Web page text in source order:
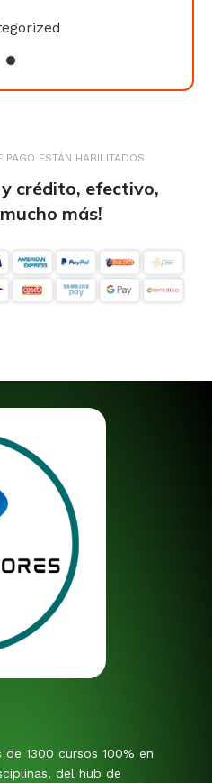
ESTÁN HABILITADOS
crédito, efectivo,
más!
1300 cursos 100% en
del hub de